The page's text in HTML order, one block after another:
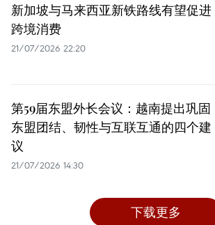
新加坡与马来西亚新铁路线有望促进
跨境消费
21/07/2026 22:20
第59届东盟外长会议：越南提出巩固
东盟团结、韧性与互联互通的四个建
议
21/07/2026 14:30
下载更多